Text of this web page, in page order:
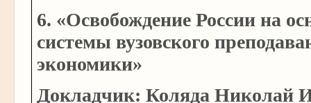
6. «Освобождение России на
системы вузовского
экономики»
Докладчик: Коляда Николай